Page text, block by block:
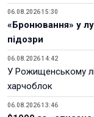
06.08.2026 15:30
«Бронювання» у
підозри
06.08.2026 14:42
У Рожищенському
харчоблок
06.08.2026 13:46